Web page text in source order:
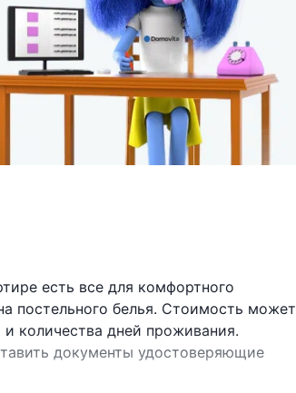
есть все для комфортного
постельного белья. Стоимость может
и количества дней проживания.
документы удостоверяющие